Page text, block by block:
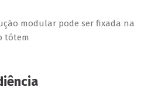
modular pode ser fixada na
tótem